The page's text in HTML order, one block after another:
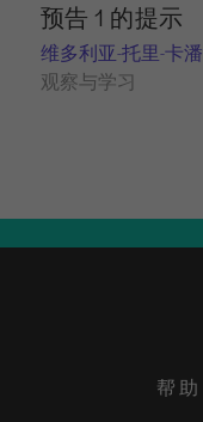
预告 1 的提示
维多利亚-托里-卡潘
观察与学习
帮助